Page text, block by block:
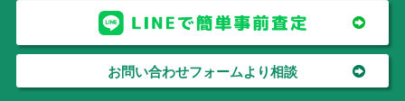
お問い合わせフォームより相談